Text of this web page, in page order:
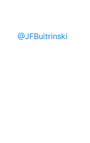
@JFBuitrinski